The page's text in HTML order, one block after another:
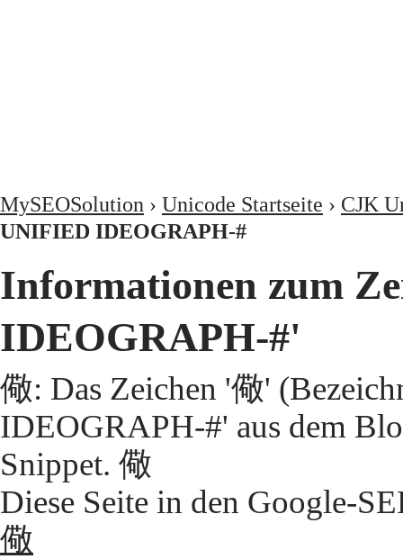
MySEOSolution › Unicode Startseite › CJK
UNIFIED IDEOGRAPH-#
Informationen zum
IDEOGRAPH-#'
儆: Das Zeichen '儆'
IDEOGRAPH-#' aus dem
Snippet. 儆
Diese Seite in den Google-
儆